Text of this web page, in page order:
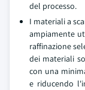
del processo.
I materiali a
ampiamente
raffinazione
dei materiali
con una
e riducendo